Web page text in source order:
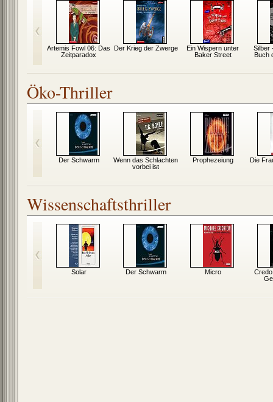
Artemis Fowl 06: Das
Zeitparadox
Der Krieg der Zwerge
Ein Wispern unter
Baker Street
Silber
Buch
Öko-Thriller
Der Schwarm
Wenn das Schlachten
vorbei ist
Prophezeiung Die
Wissenschaftsthriller
Solar Der Schwarm Micro